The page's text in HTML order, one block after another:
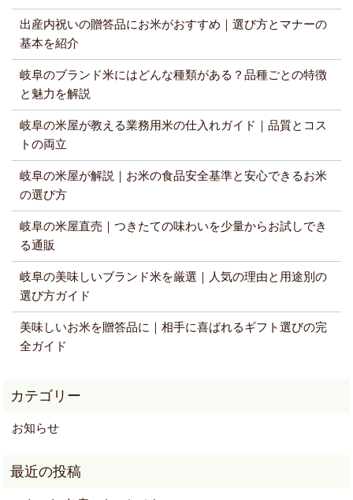
出産内祝いの贈答品にお米がおすすめ｜選び方とマナーの
基本を紹介
岐阜のブランド米にはどんな種類がある？品種ごとの特徴
と魅力を解説
岐阜の米屋が教える業務用米の仕入れガイド｜品質とコス
トの両立
岐阜の米屋が解説｜お米の食品安全基準と安心できるお米
の選び方
岐阜の米屋直売｜つきたての味わいを少量からお試しでき
る通販
岐阜の美味しいブランド米を厳選｜人気の理由と用途別の
選び方ガイド
美味しいお米を贈答品に｜相手に喜ばれるギフト選びの完
全ガイド
お知らせ